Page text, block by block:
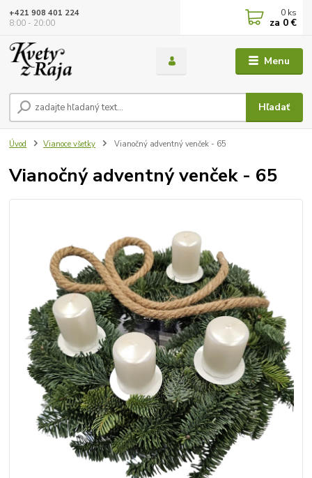
Menu
Hľadať
+421 908 401 224
8:00 - 20:00
0 ks
za 0 €
Úvod Vianoce všetky Vianočný adventný venček - 65
Vianočný adventný venček - 65